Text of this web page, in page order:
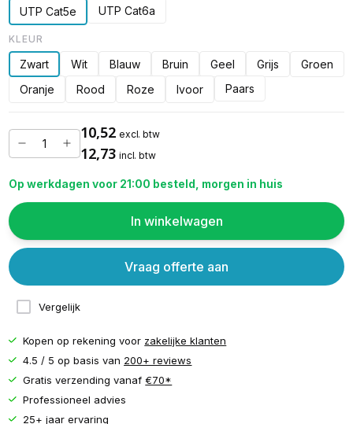
UTP Cat5e UTP Cat6a
KLEUR
Zwart Wit Blauw Bruin Geel Grijs
Groen
Oranje
Rood Roze Ivoor Paars
10,52 excl. btw
12,73 incl. btw
Op werkdagen voor 21:00 besteld, morgen in huis
In winkelwagen
Vergelijk
Vraag offerte aan
Kopen op rekening voor zakelijke klanten
4.5 / 5 op basis van 200+ reviews
Gratis verzending vanaf€70*
Professioneel advies
25+ jaar ervaring